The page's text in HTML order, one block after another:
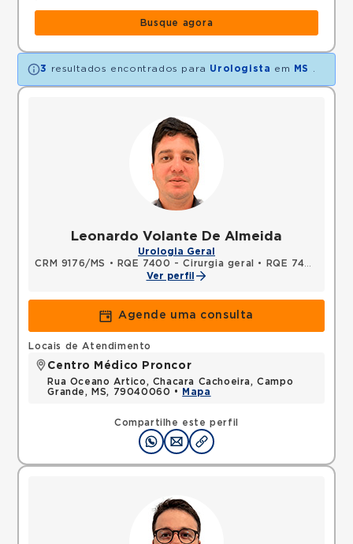
Busque agora
3 resultados encontrados para Urologista em MS
Leonardo Volante De Almeida
Urologia Geral
CRM 9176/MS
• RQE 7400 - Cirurgia geral •
RQE 7401 - Urologia
Ver perfil
Agende uma consulta
Compartilhe este perfil
Locais de Atendimento
Centro Médico Proncor
Rua Oceano Artico, Chacara Cachoeira, Campo
Grande, MS, 79040060 •
Mapa